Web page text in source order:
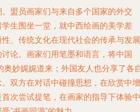
盟员画家们与来自多个国家的外交
生围坐一堂，就中西绘画的美学差
、传统文化在现代社会的传承与发展
论。画家们用笔墨和语言，将中国
奥妙娓娓道来；外国友人也分享了各
双方在对话中碰撞思想，在欣赏中增
次尝试提笔，在画家的指导下体验中